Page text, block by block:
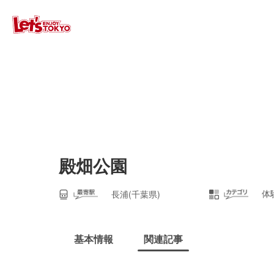
殿畑公園
長浦(千葉県) 体
基本情報 関連記事